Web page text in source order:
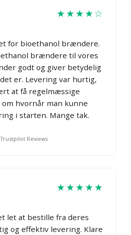
★★★★☆
for bioethanol brændere.
brændere til vores
godt og giver betydelig
er. Levering var hurtig,
at få regelmæssige
hvornår man kunne
i starten. Mange tak.
Reviews
★★★★★
let at bestille fra deres
og effektiv levering. Klare